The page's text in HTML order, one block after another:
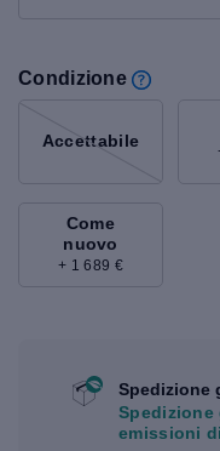
Condizione
Accettabile
Come
nuovo
+ 1 689 €
Spedizione
emissioni